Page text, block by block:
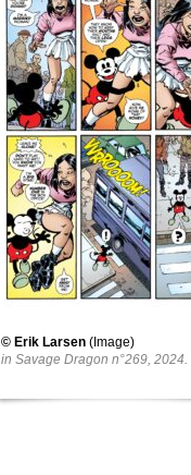
© Erik Larsen(Image)
in Savage Dragon n°269, 2024.